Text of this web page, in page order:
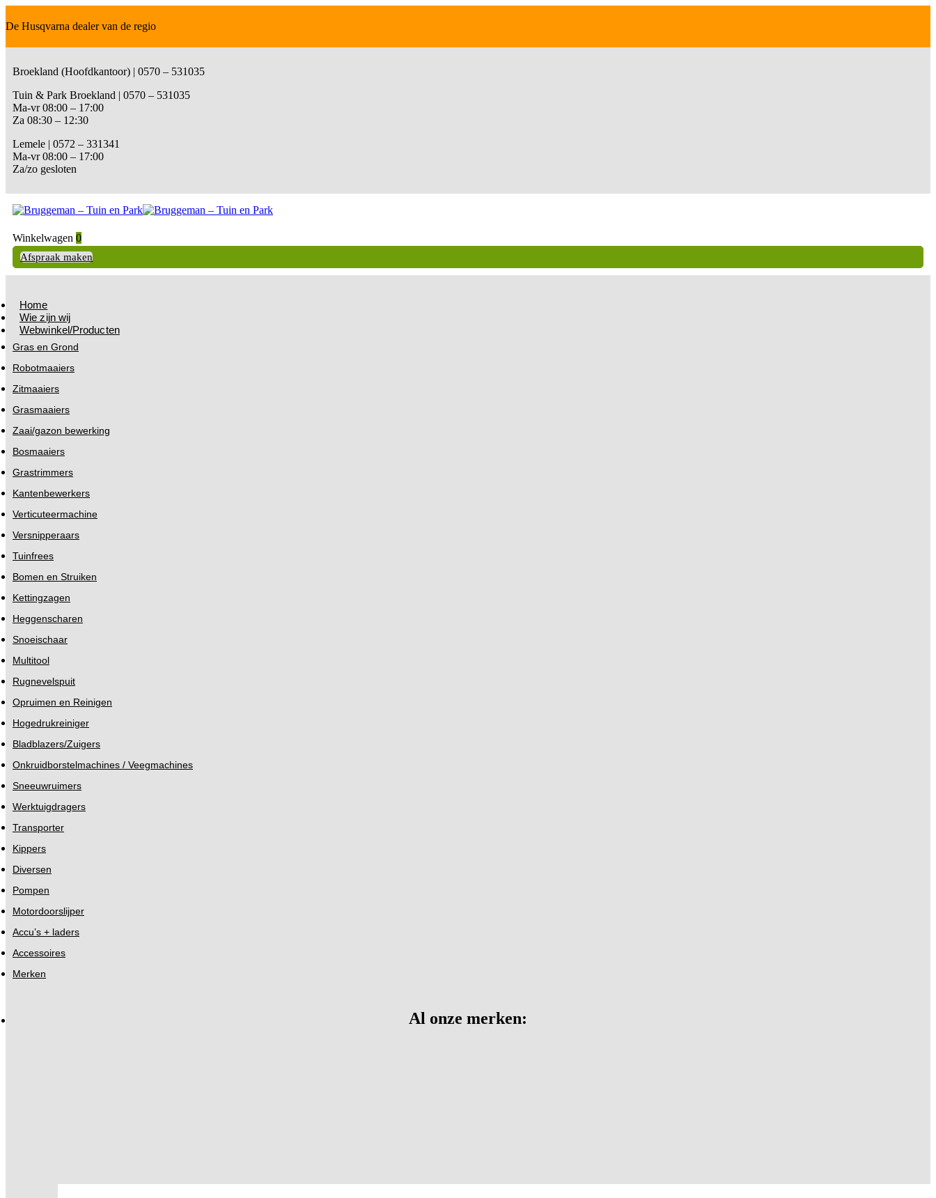
De Husqvarna dealer van de regio
Broekland (Hoofdkantoor) | 0570 – 531035
Tuin & Park Broekland | 0570 – 531035
Ma-vr 08:00 – 17:00
Za 08:30 – 12:30
Lemele | 0572 – 331341
Ma-vr 08:00 – 17:00
Za/zo gesloten
Winkelwagen 0
Afspraak maken
Home
Wie zijn wij
Webwinkel/Producten
Gras en Grond
Robotmaaiers
Zitmaaiers
Grasmaaiers
Zaai/gazon bewerking
Bosmaaiers
Grastrimmers
Kantenbewerkers
Verticuteermachine
Versnipperaars
Tuinfrees
Bomen en Struiken
Kettingzagen
Heggenscharen
Snoeischaar
Multitool
Rugnevelspuit
Opruimen en Reinigen
Hogedrukreiniger
Bladblazers/Zuigers
Onkruidborstelmachines / Veegmachines
Sneeuwruimers
Werktuigdragers
Transporter
Kippers
Diversen
Pompen
Motordoorslijper
Accu’s + laders
Accessoires
Merken
Al onze merken: